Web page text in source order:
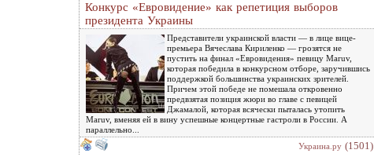
Конкурс «Евровидение» как репетиция выборов
президента Украины
Представители украинской власти — в лице вице-
премьера Вячеслава Кириленко — грозятся не
пустить на финал «Евровидения» певицу Maruv,
которая победила в конкурсном отборе, заручившись
поддержкой большинства украинских зрителей.
Причем этой победе не помешала откровенно
предвзятая позиция жюри во главе с певицей
Джамалой, которая всячески пыталась утопить
Maruv, вменяя ей в вину успешные концертные гастроли в России. А
параллельно...
Украина.ру (1501)